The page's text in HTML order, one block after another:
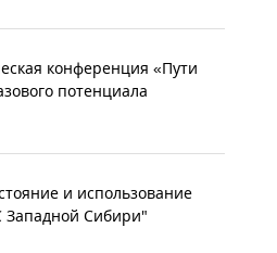
конференция «Пути
потенциала
и использование
Западной Сибири"